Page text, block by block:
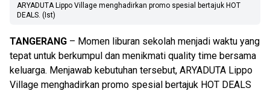
ARYADUTA Lippo Village menghadirkan promo spesial bertajuk HOT
DEALS. (Ist)
TANGERANG – Momen liburan sekolah menjadi waktu yang
tepat untuk berkumpul dan menikmati quality time bersama
keluarga. Menjawab kebutuhan tersebut, ARYADUTA Lippo
Village menghadirkan promo spesial bertajuk HOT DEALS